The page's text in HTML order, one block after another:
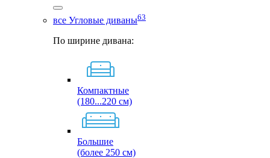
все Угловые диваны63
По ширине дивана:
Компактные
(180...220 см)
Большие
(более 250 см)